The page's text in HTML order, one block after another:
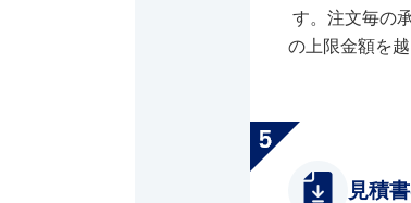
す。注文毎の
の上限金額を
見積